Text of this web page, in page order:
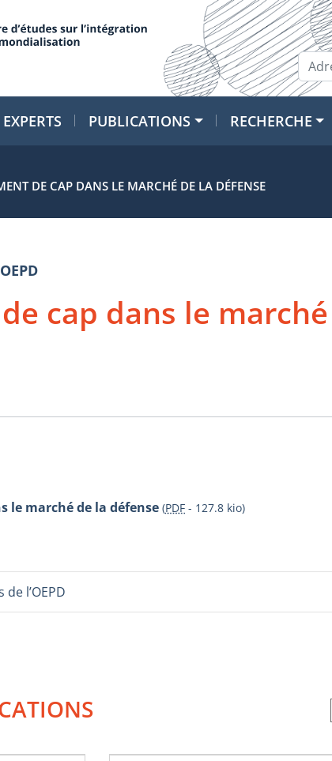
EXPERTS PUBLICATIONS RECHERCHE
DE CAP DANS LE MARCHÉ DE LA DÉFENSE
cap dans le
le marché de la défense (PDF - 127.8 kio)
l’OEPD